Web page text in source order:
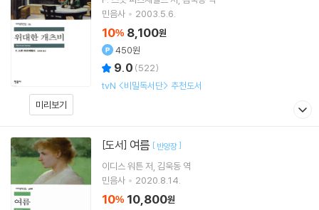
미리보기
민음사
2003.5.6.
10% 8,100원
450원
9.0 (522)
tvN <비밀독서단> 추천도서
[도서] 여름 [ 반양장]
이디스 워튼저 김욱동 역
민음사
2020.8.14.
10% 10,800원